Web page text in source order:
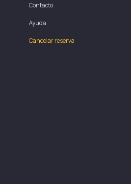
Contacto
Ayuda
Cancelar reserva